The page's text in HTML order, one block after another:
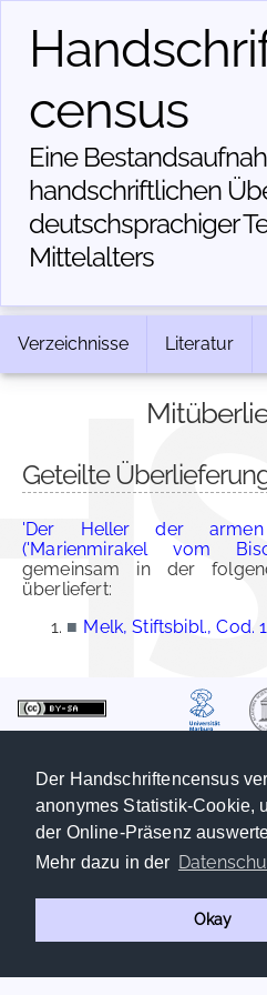
Der Handschriftencensus
anonymes Statistik-Cookie,
der Online-Präsenz
Mehr dazu in der
Okay
census
Eine
handschriftlichen
deutschsprachiger
Mittelalters
Verzeichnisse Literatur
Geteilte
'Der Heller der
('Marienmirakel vom
gemeinsam in der
überliefert:
■ Melk, Stiftsbibl., Cod.